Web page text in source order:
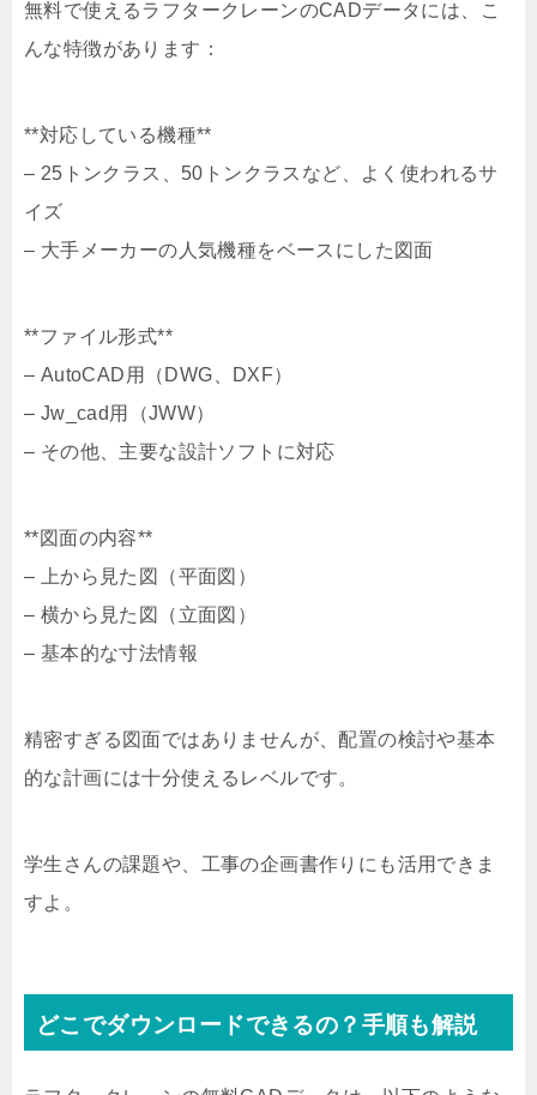
無料で使えるラフタークレーンのCADデータには、こ
んな特徴があります：
**対応している機種**
– 25トンクラス、50トンクラスなど、よく使われるサ
イズ
– 大手メーカーの人気機種をベースにした図面
**ファイル形式**
– AutoCAD用（DWG、DXF）
– Jw_cad用（JWW）
– その他、主要な設計ソフトに対応
**図面の内容**
– 上から見た図（平面図）
– 横から見た図（立面図）
– 基本的な寸法情報
精密すぎる図面ではありませんが、配置の検討や基本
的な計画には十分使えるレベルです。
学生さんの課題や、工事の企画書作りにも活用できま
すよ。
どこでダウンロードできるの？手順も解説